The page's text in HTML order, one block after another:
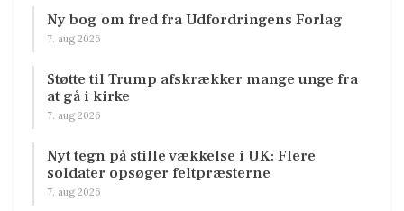
Ny bog om fred fra Udfordringens Forlag
7. aug 2026
Støtte til Trump afskrækker mange unge fra
at gå i kirke
7. aug 2026
Nyt tegn på stille vækkelse i UK: Flere
soldater opsøger feltpræsterne
7. aug 2026